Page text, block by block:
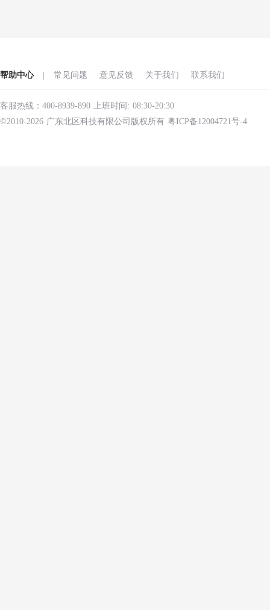
帮助中心 常见问题 意见反馈 关于我们 联系我们
客服热线：400-8939-890 上班时间: 08:30-20:30
©2010-2026 广东北区科技有限公司版权所有 粤ICP备12004721号-4